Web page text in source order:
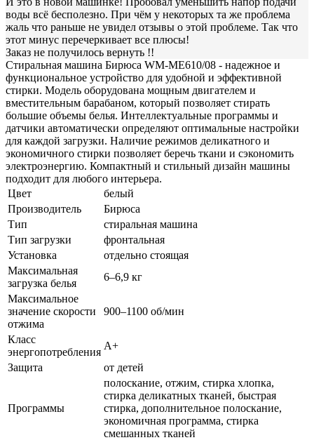
воды всё бесполезно. При чём у некоторых та же проблема
жаль что раньше не увидел отзывы о этой проблеме. Так что
этот минус перечеркивает все плюсы!
Заказ не получилось вернуть !!
Стиральная машина Бирюса WM-ME610/08 - надежное и
функциональное устройство для удобной и эффективной
стирки. Модель оборудована мощным двигателем и
вместительным барабаном, который позволяет стирать
большие объемы белья. Интеллектуальные программы и
датчики автоматически определяют оптимальные настройки
для каждой загрузки. Наличие режимов деликатного и
экономичного стирки позволяет беречь ткани и сэкономить
электроэнергию. Компактный и стильный дизайн машины
подходит для любого интерьера.
Цвет
белый
Производитель
Бирюса
Тип
стиральная машина
Тип загрузки
фронтальная
Установка
отдельно стоящая
Максимальная
загрузка белья
6–6,9 кг
Максимальное
значение скорости
отжима
900–1100 об/мин
Класс
энергопотребления
A+
Защита
от детей
Программы
полоскание, отжим, стирка хлопка,
стирка деликатных тканей, быстрая
стирка, дополнительное полоскание,
экономичная программа, стирка
смешанных тканей